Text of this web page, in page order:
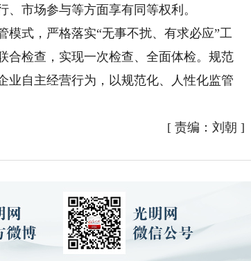
市场参与等方面享有同等权利。
式，严格落实“无事不扰、有求必应”工
合检查，实现一次检查、全面体检。规范
业自主经营行为，以规范化、人性化监管
[ 责编：刘朝 ]